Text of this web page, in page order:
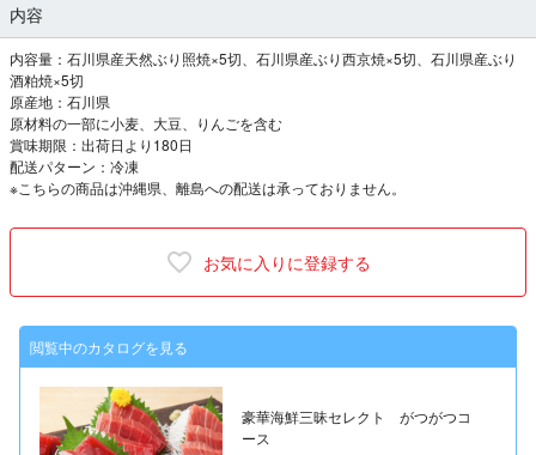
内容
内容量：石川県産天然ぶり照焼×5切、石川県産ぶり西京焼×5切、石川県産ぶり
酒粕焼×5切
原産地：石川県
原材料の一部に小麦、大豆、りんごを含む
賞味期限：出荷日より180日
配送パターン：冷凍
※こちらの商品は沖縄県、離島への配送は承っておりません。
お気に入りに登録する
閲覧中のカタログを見る
豪華海鮮三昧セレクト がつがつコ
ース